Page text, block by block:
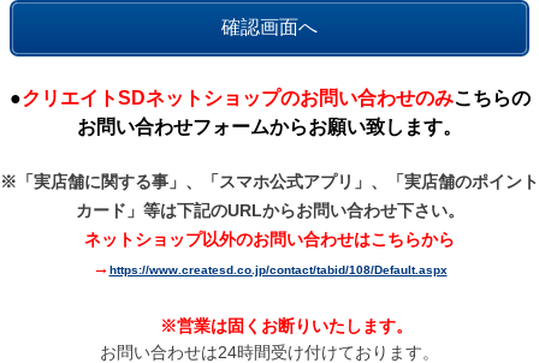
●クリエイトSDネットショップのお問い合わせのみこちらの
お問い合わせフォームからお願い致します。
※「実店舗に関する事」、「スマホ公式アプリ」、「実店舗のポイント
カード」等は下記のURLからお問い合わせ下さい。
ネットショップ以外のお問い合わせはこちらから
→ https://www.createsd.co.jp/contact/tabid/108/Default.aspx
※営業は固くお断りいたします。
お問い合わせは24時間受け付けております。